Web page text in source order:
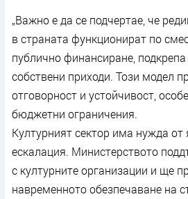
„Важно е да се подчертае, че
в страната функционират по
публично финансиране,
собствени приходи. Този модел
отговорност и устойчивост,
бюджетни ограничения.
Културният сектор има нужда от
ескалация. Министерството
с културните организации и ще
навременното обезпечаване на